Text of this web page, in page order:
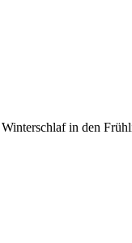
in den